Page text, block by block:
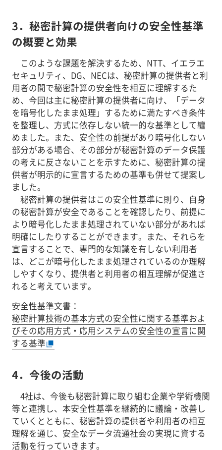
3．秘密計算の提供者向けの安全性基準
の概要と効果
このような課題を解決するため、NTT、イエラエ
セキュリティ、DG、NECは、秘密計算の提供者と利
用者の間で秘密計算の安全性を相互に理解するた
め、今回は主に秘密計算の提供者に向け、「データ
を暗号化したまま処理」するために満たすべき条件
を整理し、方式に依存しない統一的な基準として纏
めました。また、安全性の前提があり暗号化しない
部分がある場合、その部分が秘密計算のデータ保護
の考えに反さないことを示すために、秘密計算の提
供者が明示的に宣言するための基準も併せて提案し
ました。
秘密計算の提供者はこの安全性基準に則り、自身
の秘密計算が安全であることを確認したり、前提に
より暗号化したまま処理されていない部分があれば
明確にしたりすることができます。また、それらを
宣言することで、専門的な知識を有しない利用者
は、どこが暗号化したまま処理されているのか理解
しやすくなり、提供者と利用者の相互理解が促進さ
れると考えています。
安全性基準文書：
秘密計算技術の基本方式の安全性に関する基準およ
びその応用方式・応用システムの安全性の宣言に関
する基準
4．今後の活動
4社は、今後も秘密計算に取り組む企業や学術機関
等と連携し、本安全性基準を継続的に議論・改善し
ていくとともに、秘密計算の提供者や利用者の相互
理解を通じ、安全なデータ流通社会の実現に資する
活動を行っていきます。